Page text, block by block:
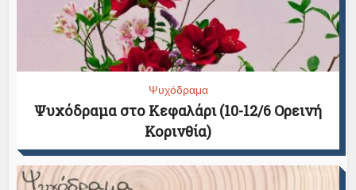
Ψυχόδραμα
Ψυχόδραμα στο Κεφαλάρι (10-12/6 Ορεινή
Κορινθία)